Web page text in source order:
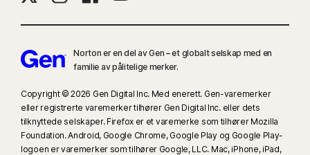
Norton er en del av Gen – et globalt selskap med en
familie av pålitelige merker.
Copyright © 2026 Gen Digital Inc. Med enerett. Gen-varemerker
eller registrerte varemerker tilhører Gen Digital Inc. eller dets
tilknyttede selskaper. Firefox er et varemerke som tilhører Mozilla
Foundation. Android, Google Chrome, Google Play og Google Play-
logoen er varemerker som tilhører Google, LLC. Mac, iPhone, iPad,